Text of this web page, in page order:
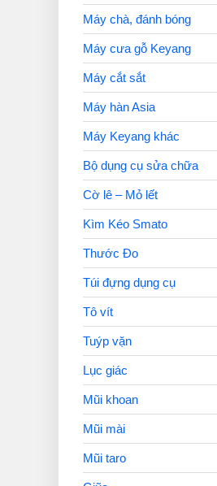
Máy chà, đánh bóng
Máy cưa gỗ Keyang
Máy cắt sắt
Máy hàn Asia
Máy Keyang khác
Bộ dụng cụ sửa chữa
Cờ lê – Mỏ lết
Kìm Kéo Smato
Thước Đo
Túi đựng dụng cụ
Tô vít
Tuýp vặn
Lục giác
Mũi khoan
Mũi mài
Mũi taro